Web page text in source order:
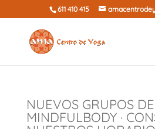
611 410 415
NUEVOS GRUPOS DE
MINDFULBODY ·